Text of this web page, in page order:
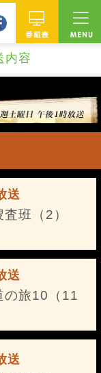
facebook
内容
送
班（2）
送
の旅10（11
送